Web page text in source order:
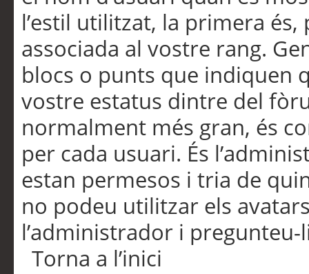
l’estil utilitzat, la primera
associada al vostre rang.
blocs o punts que indiquen
vostre estatus dintre del
normalment més gran, és
per cada usuari. És
estan permesos i tria de
no podeu utilitzar els
l’administrador i pregunteu-
Torna a l’inici